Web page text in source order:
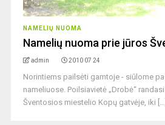
NAMELIŲ NUOMA
Namelių nuoma prie jūros
admin 2010 07 24
Norintiems pailsėti gamtoje - siūlome
nameliuose. Poilsiavietė „Drobė“
Šventosios miestelio Kopų gatvėje, iki [...]